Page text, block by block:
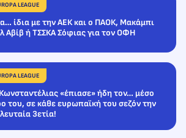
LEAGUE
ίδια με την ΑΕΚ και ο ΠΑΟΚ, Μακάμπι
Αβίβ ή ΤΣΣΚΑ Σόφιας για τον ΟΦΗ
LEAGUE
«έπιασε» ήδη τον… μέσο
του, σε κάθε ευρωπαϊκή του σεζόν την
3ετία!